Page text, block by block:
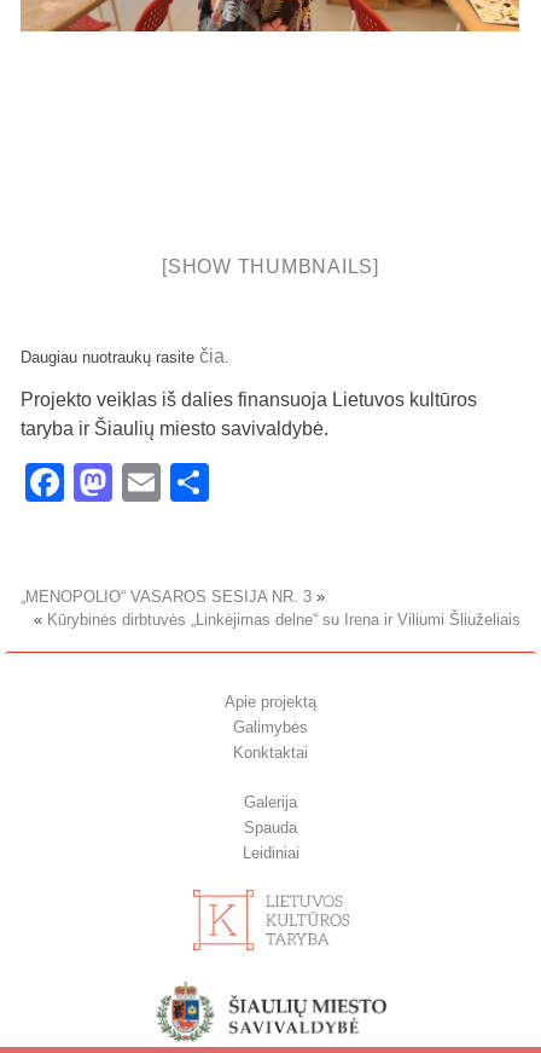
[SHOW THUMBNAILS]
Daugiau nuotraukų rasitečia.
Projekto veiklas iš dalies finansuoja Lietuvos kultūros
taryba ir Šiaulių miesto savivaldybė.
FacebookMastodon
Email
„MENOPOLIO“ VASAROS SESIJA NR. 3 »
« Kūrybinės dirbtuvės „Linkėjimas delne“ su Irena ir Viliumi Šliuželiais
Apie projektą
Galimybės
Konktaktai
Galerija
Spauda
Leidiniai